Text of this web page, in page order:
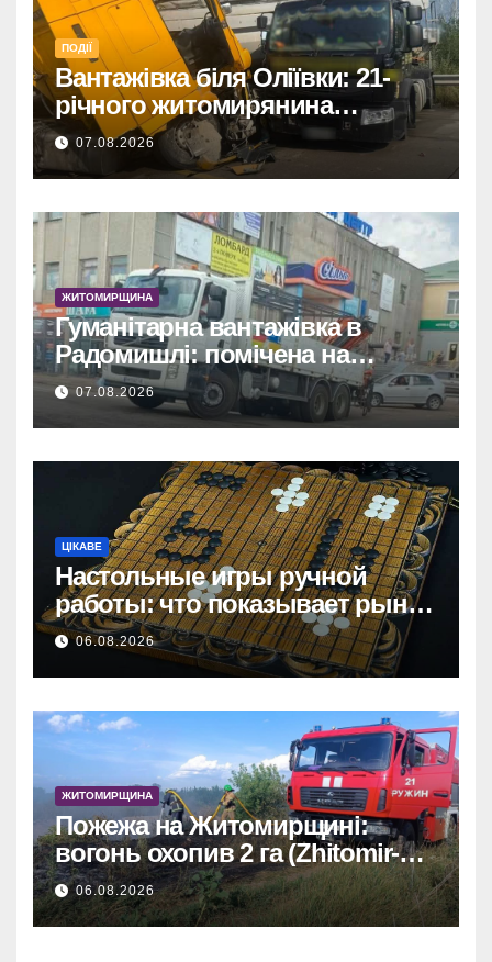
ПОДІЇ
Вантажівка біля Оліївки: 21-
річного житомирянина
травмовано
07.08.2026
ЖИТОМИРЩИНА
Гуманітарна вантажівка в
Радомишлі: помічена на
будівництві приватного
об’єкта.
07.08.2026
ЦІКАВЕ
Настольные игры ручной
работы: что показывает рынок
и почему цифры говорят сами
за себя
06.08.2026
ЖИТОМИРЩИНА
Пожежа на Житомирщині:
вогонь охопив 2 га (Zhitomir-
OnLine)
06.08.2026